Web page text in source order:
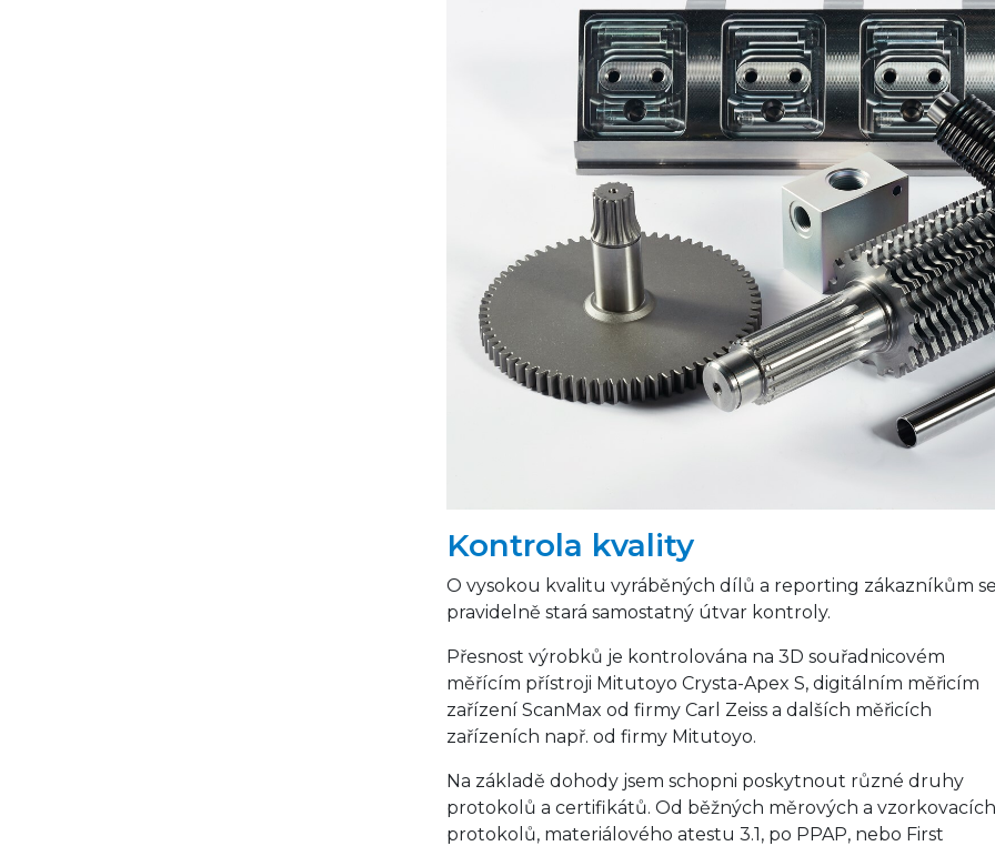
Kontrola kvality
O vysokou kvalitu vyráběných dílů a reporting zákazníkům
pravidelně stará samostatný útvar kontroly.
Přesnost výrobků je kontrolována na 3D souřadnicovém
měřícím přístroji Mitutoyo Crysta-Apex S, digitálním měřicím
zařízení ScanMax od firmy Carl Zeiss a dalších měřicích
zařízeních např. od firmy Mitutoyo.
Na základě dohody jsem schopni poskytnout různé druhy
protokolů a certifikátů. Od běžných měrových a vzorkovacích
protokolů, materiálového atestu 3.1, po PPAP, nebo First